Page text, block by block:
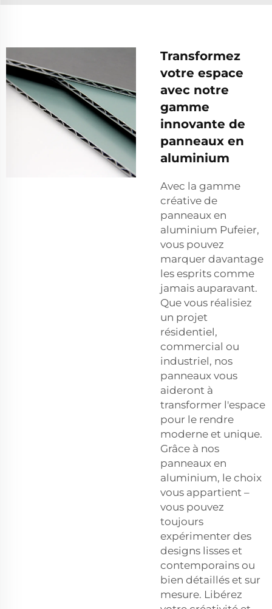
Transformez
votre espace
avec notre
gamme
innovante de
panneaux en
aluminium
Avec la gamme
créative de
panneaux en
aluminium Pufeier,
vous pouvez
marquer davantage
les esprits comme
jamais auparavant.
Que vous réalisiez
un projet
résidentiel,
commercial ou
industriel, nos
panneaux vous
aideront à
transformer l'espace
pour le rendre
moderne et unique.
Grâce à nos
panneaux en
aluminium, le choix
vous appartient –
vous pouvez
toujours
expérimenter des
designs lisses et
contemporains ou
bien détaillés et sur
mesure. Libérez